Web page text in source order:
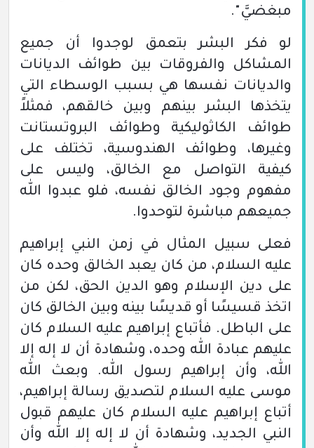
مبغضيَّ".
لو فكر البشر بتعمق لوجدوا أن جميع
المشاكل والفروقات بين طوائف الديانات
والديانات نفسها هي بسبب الوسطاء التي
يتخذها البشر بينهم وبين خالقهم، فمثلاً
طوائف الكاثوليكية وطوائف البروتستانت
وغيرها، وطوائف الهندوسية، تختلف على
كيفية التواصل مع الخالق، وليس على
مفهوم وجود الخالق نفسه، فلو عبدوا الله
جميعهم مباشرة لتوحدوا.
فعلى سبيل المثال في زمن النبي إبراهيم
عليه السلام، من كان يعبد الخالق وحده كان
على دين الإسلام وهو الدين الحق، لكن من
اتخذ قسيسًا أو قديسًا بينه وبين الخالق كان
على الباطل. فأتباع إبراهيم عليه السلام كان
عليهم عبادة الله وحده، وشهادة أن لا إله إلا
الله، وأن إبراهيم رسول الله. وبعث الله
موسى عليه السلام لتصديق رسالة إبراهيم،
أتباع إبراهيم عليه السلام كان عليهم قبول
النبي الجديد، وشهادة أن لا إله إلا الله وأن